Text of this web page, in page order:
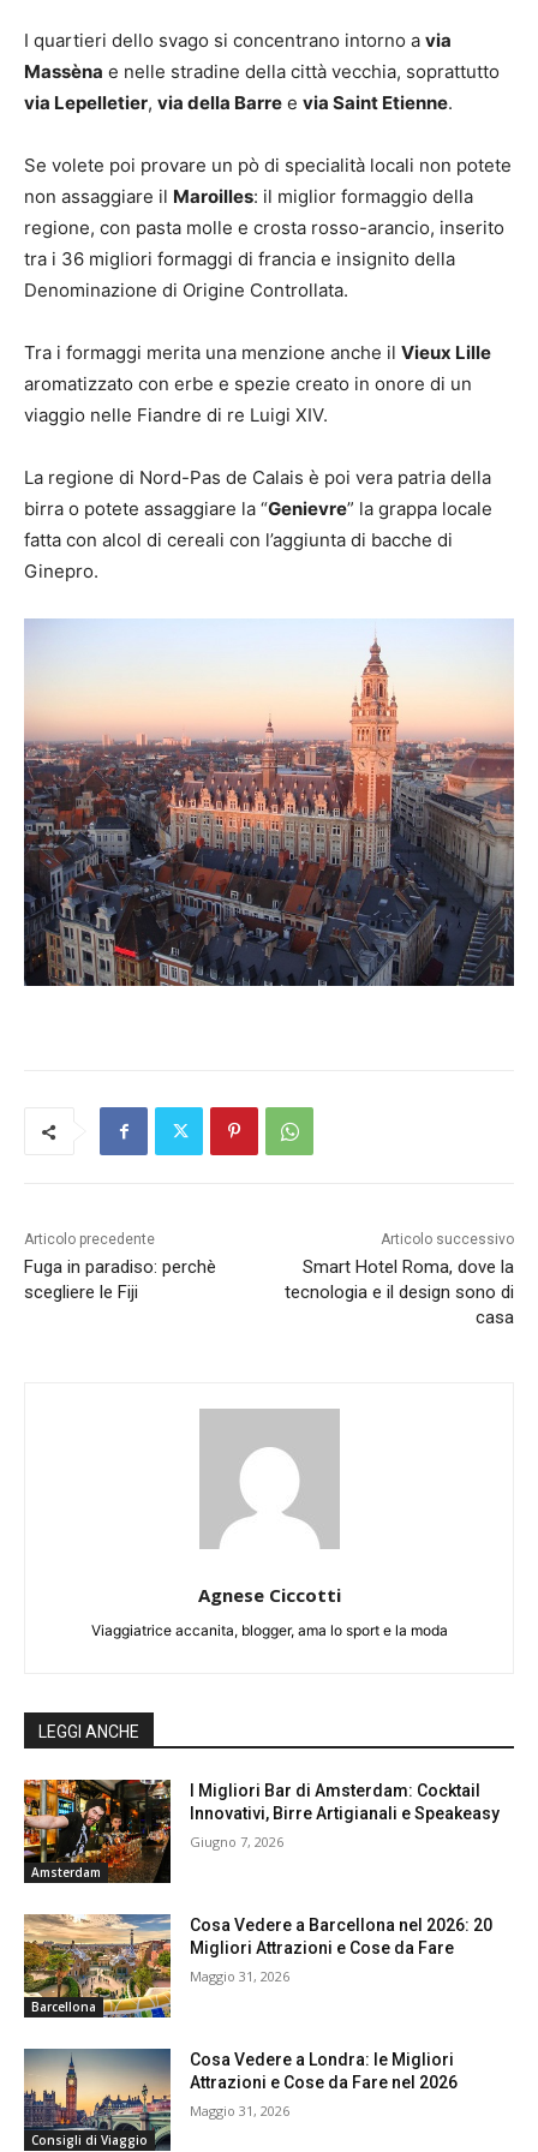
I quartieri dello svago si concentrano intorno a via
Massèna e nelle stradine della città vecchia, soprattutto
via Lepelletier, via della Barre e via Saint Etienne.
Se volete poi provare un pò di specialità locali non potete
non assaggiare il Maroilles: il miglior formaggio della
regione, con pasta molle e crosta rosso-arancio, inserito
tra i 36 migliori formaggi di francia e insignito della
Denominazione di Origine Controllata.
Tra i formaggi merita una menzione anche il Vieux Lille
aromatizzato con erbe e spezie creato in onore di un
viaggio nelle Fiandre di re Luigi XIV.
La regione di Nord-Pas de Calais è poi vera patria della
birra o potete assaggiare la “Genievre” la grappa locale
fatta con alcol di cereali con l’aggiunta di bacche di
Ginepro.
Articolo precedente
Fuga in paradiso: perchè
scegliere le Fiji
Articolo successivo
Smart Hotel Roma, dove la
tecnologia e il design sono di
casa
Agnese Ciccotti
Viaggiatrice accanita, blogger, ama lo sport e la moda
LEGGI ANCHE
Amsterdam
I Migliori Bar di Amsterdam: Cocktail
Innovativi, Birre Artigianali e Speakeasy
Giugno 7, 2026
Barcellona
Cosa Vedere a Barcellona nel 2026: 20
Migliori Attrazioni e Cose da Fare
Maggio 31, 2026
Consigli di Viaggio
Cosa Vedere a Londra: le Migliori
Attrazioni e Cose da Fare nel 2026
Maggio 31, 2026